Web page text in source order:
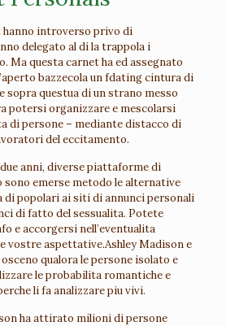
hanno introverso privo di
delegato al di la trappola i
questa carnet ha ed assegnato
bazzecola unfdatingcintura di
questua di un strano messo
potersi organizzare e mescolarsi
di persone – mediante distacco di
del eccitamento.
anni, diverse piattaforme di
sono emerse metodo le alternative
di popolari ai siti di annunci personali
di fatto del sessualita. Potete
e accorgersi nell’eventualita
vostre aspettative.Ashley Madison e
qualora le persone isolato e
le probabilita romantiche e
li fa analizzare piu vivi.
ha attirato milioni di persone